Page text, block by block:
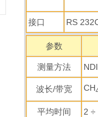
接口 RS
参数
测量方法
波长/带宽 CH
平均时间 2 ÷